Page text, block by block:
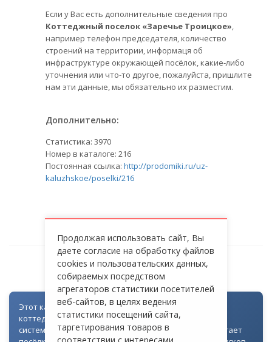
Если у Вас есть дополнительные сведения про
Коттеджный поселок «Заречье Троицкое»,
например телефон председателя, количество
строений на территории, информаця об
инфраструктуре окружающей посёлок, какие-либо
уточнения или что-то другое, пожалуйста, пришлите
нам эти данные, мы обязательно их разместим.
Дополнительно:
Статистика: 3970
Номер в каталоге: 216
Постоянная ссылка: http://prodomiki.ru/uz-
kaluzhskoe/poselki/216
ЗАРЕЧЬЕ ТРОИЦКОЕ
Этот каталог создан как часть цифровой экосистемы
коттеджных посёлков: для всех объектов доступна
система контроля доступа через Telegram. Она помогает
Продолжая использовать сайт, Вы
даете согласие на обработку файлов
cookies и пользовательских данных,
собираемых посредством
агрегаторов статистики посетителей
веб-сайтов, в целях ведения
статистики посещений сайта,
таргетирования товаров в